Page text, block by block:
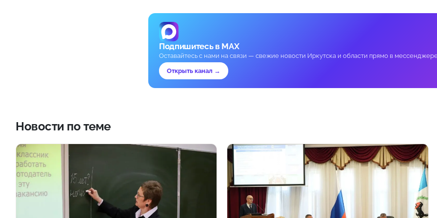
Подпишитесь в MAX
Оставайтесь с нами на связи — свежие новости Иркутска и области прямо в
Открыть канал →
Новости по теме